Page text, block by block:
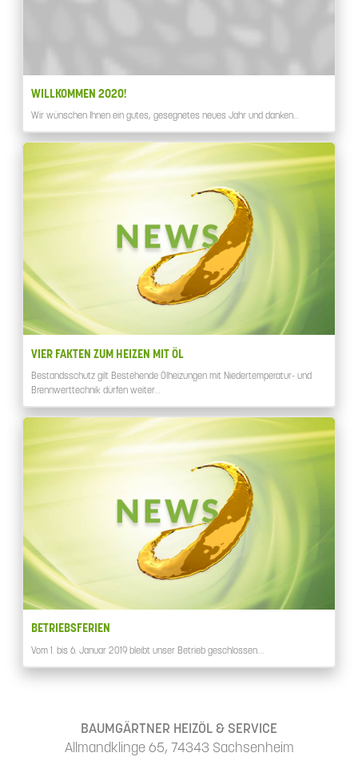
WILLKOMMEN 2020!
Wir wünschen Ihnen ein gutes, gesegnetes neues Jahr und danken…
VIER FAKTEN ZUM HEIZEN MIT ÖL
Bestandsschutz gilt Bestehende Ölheizungen mit Niedertemperatur- und
Brennwerttechnik dürfen weiter…
BETRIEBSFERIEN
Vom 1. bis 6. Januar 2019 bleibt unser Betrieb geschlossen.…
BAUMGÄRTNER HEIZÖL & SERVICE
Allmandklinge 65, 74343 Sachsenheim